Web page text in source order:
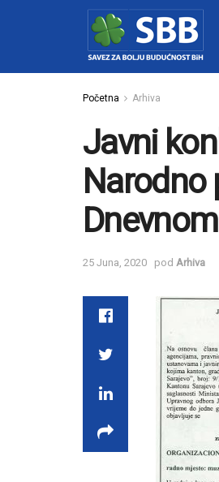
Početna Arhiva
Javni
Narodno
25 Juna, 2020 pod Arhiva